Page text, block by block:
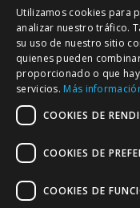
Utilizamos cookies para
analizar nuestro tráfico.
su uso de nuestro sitio
quienes pueden
proporcionado o que
servicios. Más
COOKIES DE
COOKIES DE
COOKIES DE